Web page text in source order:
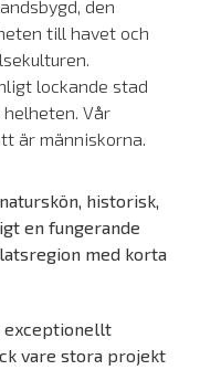
den
till havet och
lockande stad
Vår
är människorna.
historisk,
en fungerande
med korta
exceptionellt
vare stora projekt